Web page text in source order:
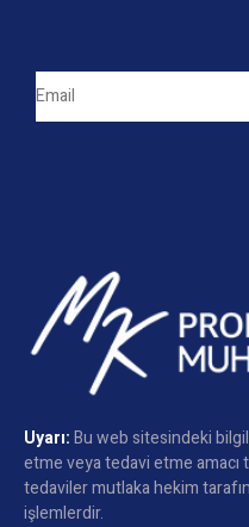
Uyarı:Bu web sitesindeki
etme veya tedavi etme amacı
tedaviler mutlaka hekim
işlemlerdir.